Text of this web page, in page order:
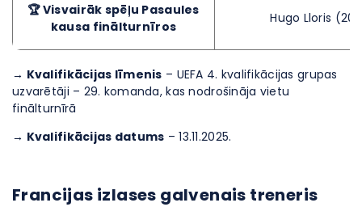
🏆 Visvairāk spēļu Pasaules
kausa finālturnīros
Hugo Lloris (20)
→ Kvalifikācijas līmenis – UEFA 4. kvalifikācijas grupas
uzvarētāji – 29. komanda, kas nodrošināja vietu
finālturnīrā
→ Kvalifikācijas datums – 13.11.2025.
Francijas izlases galvenais treneris